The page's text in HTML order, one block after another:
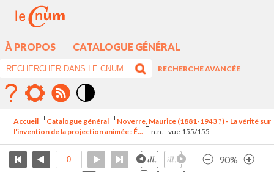
À PROPOS CATALOGUE GÉNÉRAL
RECHERCHE AVANCÉE
élévé
Accueil Catalogue général
Noverre, Maurice (1881-1943 ?) - La vérité sur
l'invention de la projection animée : É...
n.n. - vue 155/155
90%